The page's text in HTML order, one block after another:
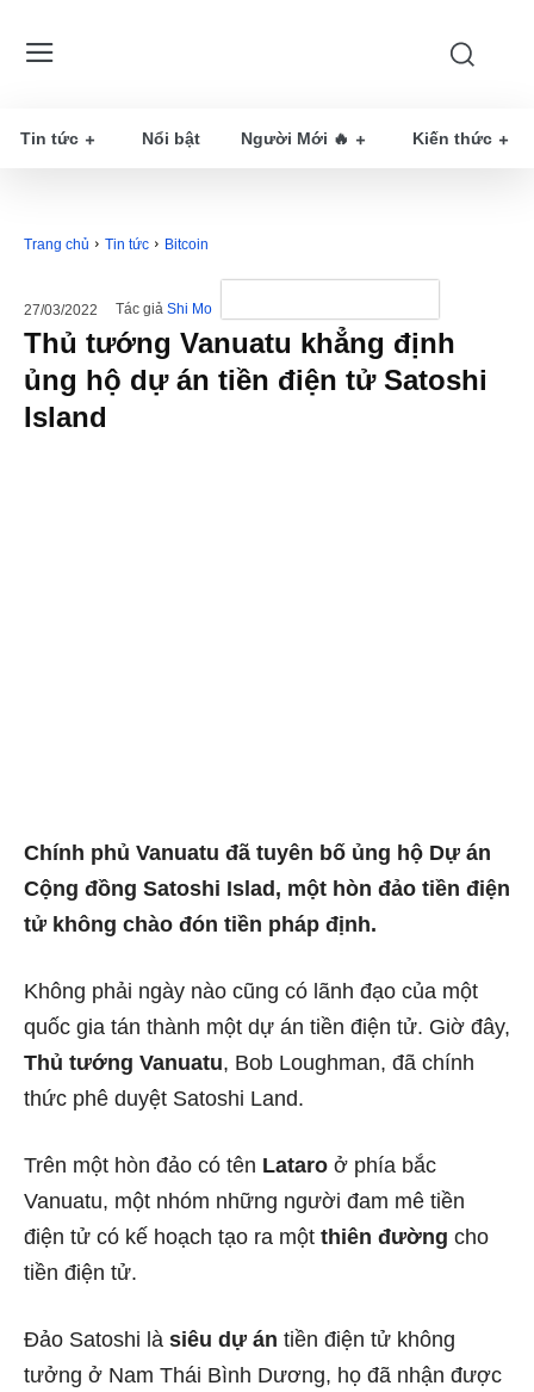
Tin tức Nổi bật Người Mới 🔥 Kiến thức
Trang chủ Tin tức Bitcoin
27/03/2022 Tác giả Shi Mo
Thủ tướng Vanuatu khẳng định
ủng hộ dự án tiền điện tử Satoshi
Island
Chính phủ Vanuatu đã tuyên bố ủng hộ Dự án
Cộng đồng Satoshi Islad, một hòn đảo tiền điện
tử không chào đón tiền pháp định.
Không phải ngày nào cũng có lãnh đạo của một
quốc gia tán thành một dự án tiền điện tử. Giờ đây,
Thủ tướng Vanuatu, Bob Loughman, đã chính
thức phê duyệt Satoshi Land.
Trên một hòn đảo có tên Lataro ở phía bắc
Vanuatu, một nhóm những người đam mê tiền
điện tử có kế hoạch tạo ra một thiên đường cho
tiền điện tử.
Đảo Satoshi là siêu dự án tiền điện tử không
tưởng ở Nam Thái Bình Dương, họ đã nhận được